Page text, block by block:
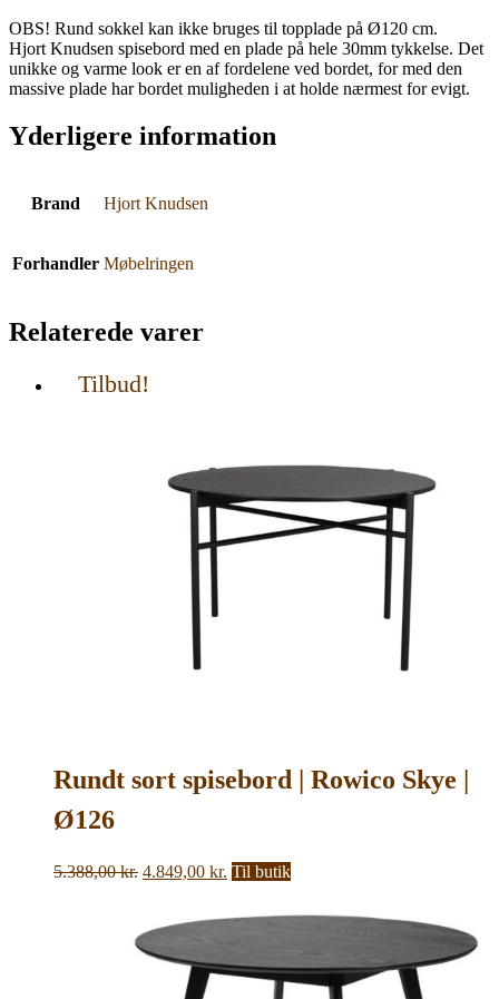
OBS! Rund sokkel kan ikke bruges til topplade på Ø120 cm.
Hjort Knudsen spisebord med en plade på hele 30mm tykkelse. Det
unikke og varme look er en af fordelene ved bordet, for med den
massive plade har bordet muligheden i at holde nærmest for evigt.
Yderligere information
Brand Hjort Knudsen
Forhandler Møbelringen
Relaterede varer
Tilbud!
Rundt sort spisebord | Rowico Skye |
Ø126
5.388,00kr. Den
var:
5.388,00 kr..
4.849,00 kr. Den
Til butik